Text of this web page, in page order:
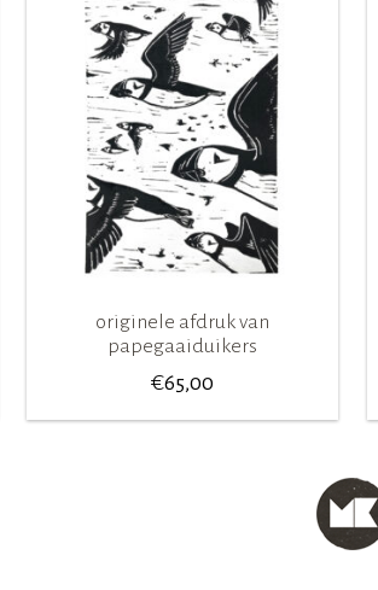
originele afdruk van
papegaaiduikers
€65,00